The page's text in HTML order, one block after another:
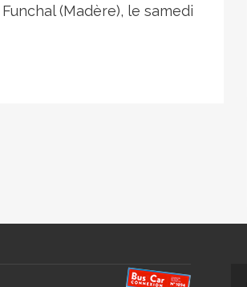
(Madère), le samedi